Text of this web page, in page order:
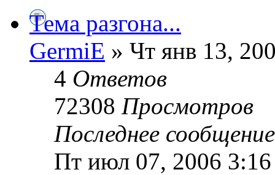
Тема разгона...
GermiE » Чт янв 13,
4 Ответов
72308 Просмотров
Последнее
Пт июл 07, 2006